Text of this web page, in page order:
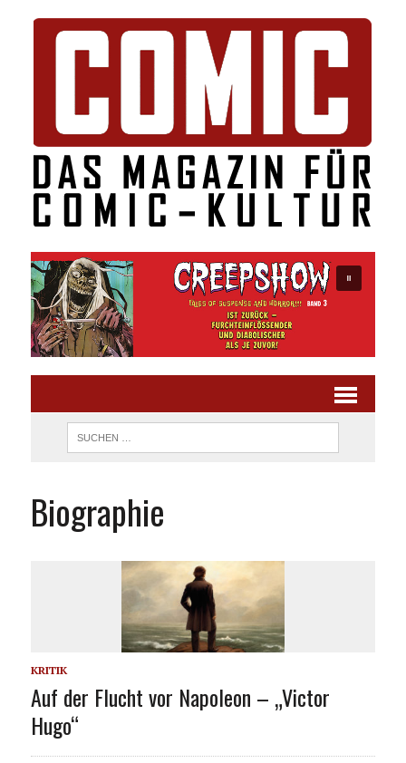
Biographie
KRITIK
Auf der Flucht vor Napoleon – „Victor
Hugo“